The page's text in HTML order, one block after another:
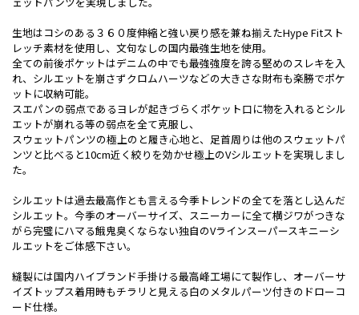
生地はコシのある３６０度伸縮と強い戻り感を兼ね揃えたHype Fitスト
レッチ素材を使用し、文句なしの国内最強生地を使用。
全ての前後ポケットはデニムの中でも最強強度を誇る堅めのスレキを入
れ、シルエットを崩さずクロムハーツなどの大きさな財布も楽勝でポケ
ットに収納可能。
スエパンの弱点であるヨレが起きづらくポケット口に物を入れるとシル
エットが崩れる等の弱点を全て克服し、
スウェットパンツの極上のと履き心地と、足首周りは他のスウェットパ
ンツと比べると10cm近く絞りを効かせ極上のVシルエットを実現しまし
た。
シルエットは過去最高作とも言える今季トレンドの全てを落とし込んだ
シルエット。今季のオーバーサイズ、スニーカーに全て横ジワがつきな
がら完璧にハマる餓鬼臭くならない独自のVラインスーパースキニーシ
ルエットをご体感下さい。
縫製には国内ハイブランド手掛ける最高峰工場にて製作し、オーバーサ
イズトップス着用時もチラリと見える白のメタルパーツ付きのドローコ
ード仕様。